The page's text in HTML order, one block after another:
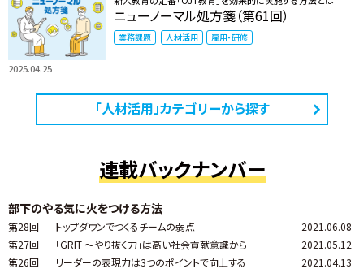
2025.04.25
ニューノーマル処方箋（第61回）
業務課題 人材活用 雇用・研修
「人材活用」カテゴリーから探す
連載バックナンバー
部下のやる気に火をつける方法
第28回 トップダウンでつくるチームの弱点
2021.06.08
第27回
「GRIT ～やり抜く力」は高い社会貢献意識から
2021.05.12
第26回
リーダーの表現力は3つのポイントで向上する
2021.04.13